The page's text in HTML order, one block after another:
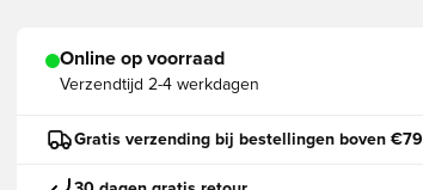
Online op voorraad
Verzendtijd 2-4 werkdagen
Gratis verzending bij bestellingen boven €79